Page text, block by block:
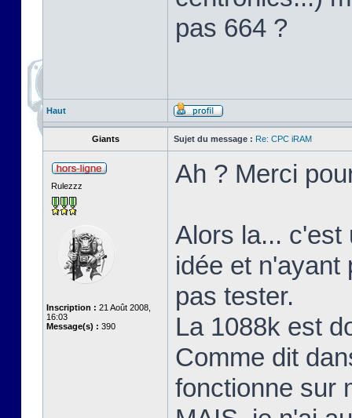
pas 664 ?
Haut
Giants Sujet du message : Re: CPC iRAM
Rulezzz
Inscription : 21 Août 2008,
16:03
Message(s) : 390
Ah ? Merci
Alors la... c'est
idée et n'ayant
pas tester.
La 1088k est
Comme dit
fonctionne sur